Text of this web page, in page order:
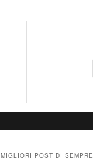
MIGLIORI POST DI SEMPRE